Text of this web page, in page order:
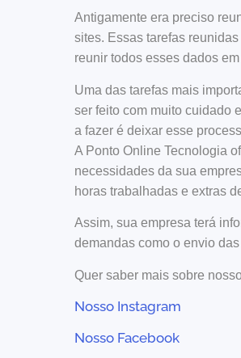
Antigamente era preciso
sites. Essas tarefas
reunir todos esses dados
Uma das tarefas mais
ser feito com muito cuidado
a fazer é deixar esse
A Ponto Online Tecnologia
necessidades da sua
horas trabalhadas e extras
Assim, sua empresa terá
demandas como o envio
Quer saber mais sobre
Nosso Instagram
Nosso Facebook